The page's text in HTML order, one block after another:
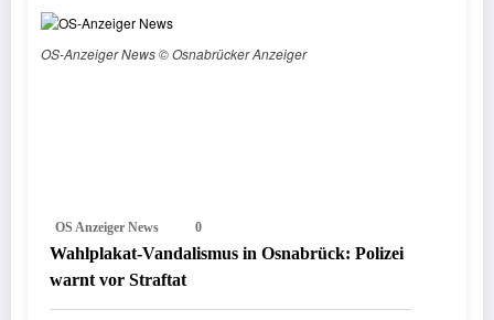
OS-Anzeiger News © Osnabrücker Anzeiger
OS Anzeiger News 0
Wahlplakat-Vandalismus in Osnabrück: Polizei
warnt vor Straftat